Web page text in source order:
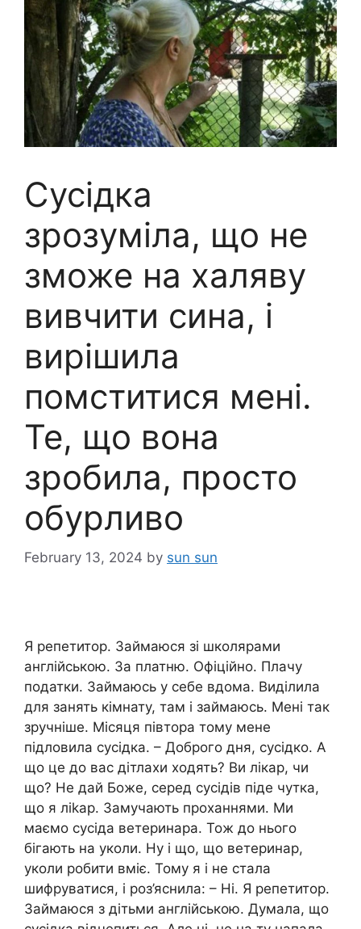
Сусідка
зрозуміла, що не
зможе на халяву
вивчити сина, і
вирішила
помститися мені.
Те, що вона
зробила, просто
обурливо
February 13, 2024 by sun sun
Я репетитор. Займаюся зі школярами
англійською. За платню. Офіційно. Плачу
податки. Займаюсь у себе вдома. Виділила
для занять кімнату, там і займаюсь. Мені так
зручніше. Місяця півтора тому мене
підловила сусідка. – Доброго дня, сусідко. А
що це до вас дітлахи ходять? Ви лікар, чи
що? Не дай Боже, серед сусідів піде чутка,
що я ліkар. Замучають проханнями. Ми
маємо сусіда ветеринара. Тож до нього
бігають на уколи. Ну і що, що ветеринар,
уколи робити вміє. Тому я і не стала
шифруватися, і роз’яснила: – Ні. Я репетитор.
Займаюся з дітьми англійською. Думала, що